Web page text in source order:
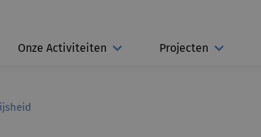
Onze Activiteiten Projecten